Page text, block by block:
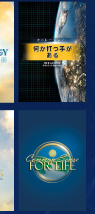
観る
観る